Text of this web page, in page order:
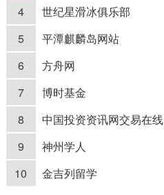
4
世纪星滑冰俱乐部
5
平潭麒麟岛网站
6
方舟网
7
博时基金
8
中国投资资讯网交易在线
9
神州学人
10
金吉列留学